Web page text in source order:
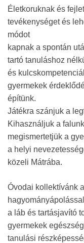
Életkoruknak és
tevékenységet és
módot
kapnak a spontán
tartó tanuláshoz
és
gyermekek
építünk.
Játékra szánjuk a
Kihasználjuk a
megismertetjük a
a helyi
közeli Mátrába.
Óvodai kollektívánk
a láb és tartásjavító
gyermekek
tanulási